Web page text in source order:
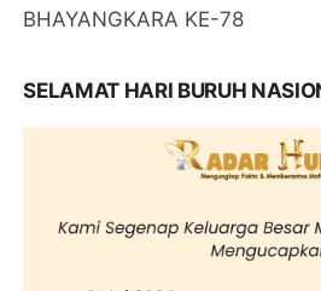
BHAYANGKARA KE-78
SELAMAT HARI BURUH